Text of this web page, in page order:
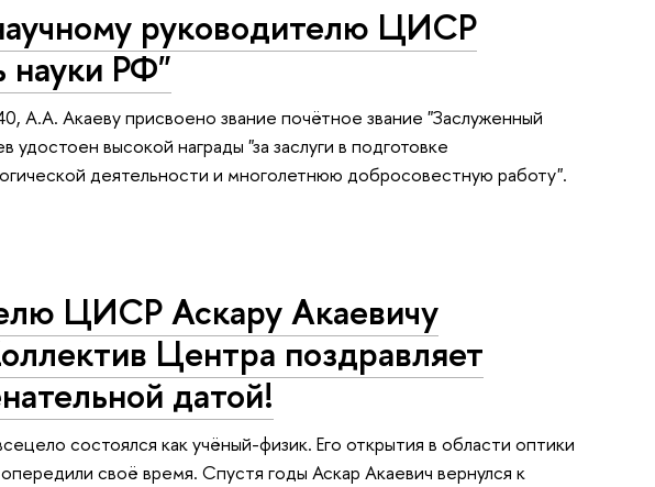
руководителю ЦИСР
науки РФ"
А.А. Акаеву присвоено звание почётное звание "Заслуженный
высокой награды "за заслуги в подготовке
деятельности и многолетнюю добросовестную работу".
ЦИСР Аскару Акаевичу
Центра поздравляет
датой!
состоялся как учёный-физик. Его открытия в области оптики
своё время. Спустя годы Аскар Акаевич вернулся к